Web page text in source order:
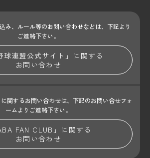
み、ルール等のお問い合わせなどは、下記より
ご連絡下さい。
球連盟公式サイト」に関する
お問い合わせ
関するお問い合わせは、 下記のお問い合せフォ
ームよりご連絡下さい。
FAN CLUB」に関する
お問い合わせ